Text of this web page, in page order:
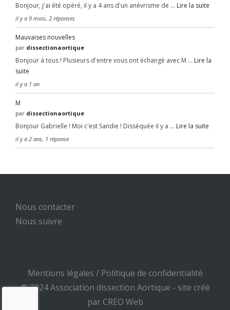
Bonjour, j'ai été opéré, il y a 4 ans d'un anévrisme de … Lire la suite
il y a 9 mois, 2 réponses
Mauvaises nouvelles
par dissectionaortique
Bonjour à tous ! Plusieurs d'entre vous ont échangé avec M … Lire la
suite
il y a 1 an
M
par dissectionaortique
Bonjour Gabrielle ! Moi c'est Sandie ! Disséquée il y a … Lire la suite
il y a 2 ans, 1 réponse
Nous contacter
Nous suivre
Mentions légales / Politique de confidentialité
© 2024 Association dissection Aortique - site créé
par CREO Web